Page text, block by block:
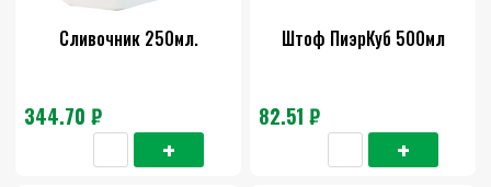
Сливочник 250мл.
344.70 ₽
Штоф ПиэрКуб 500мл
82.51 ₽